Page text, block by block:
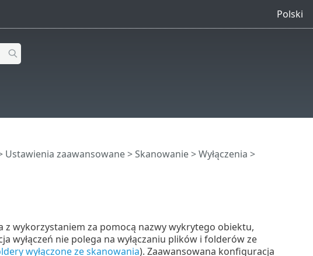
Polski
Ustawienia zaawansowane>Skanowanie>Wyłączenia >
z wykorzystaniem za pomocą nazwy wykrytego obiektu,
nie polega na wyłączaniu plików i folderów ze
wyłączone ze skanowania). Zaawansowana konfiguracja